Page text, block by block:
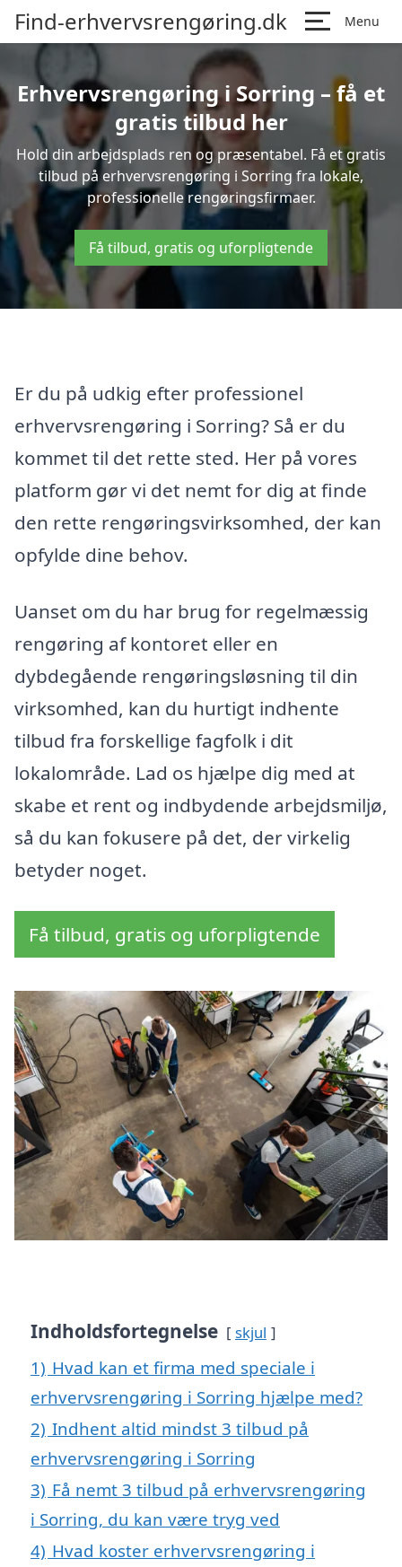
Find-erhvervsrengøring.dk Menu
Erhvervsrengøring i Sorring – få et
gratis tilbud her
Hold din arbejdsplads ren og præsentabel. Få et gratis
tilbud på erhvervsrengøring i Sorring fra lokale,
professionelle rengøringsfirmaer.
Få tilbud, gratis og uforpligtende
Er du på udkig efter professionel
erhvervsrengøring i Sorring? Så er du
kommet til det rette sted. Her på vores
platform gør vi det nemt for dig at finde
den rette rengøringsvirksomhed, der kan
opfylde dine behov.
Uanset om du har brug for regelmæssig
rengøring af kontoret eller en
dybdegående rengøringsløsning til din
virksomhed, kan du hurtigt indhente
tilbud fra forskellige fagfolk i dit
lokalområde. Lad os hjælpe dig med at
skabe et rent og indbydende arbejdsmiljø,
så du kan fokusere på det, der virkelig
betyder noget.
Få tilbud, gratis og uforpligtende
Indholdsfortegnelse skjul
1) Hvad kan et firma med speciale i
erhvervsrengøring i Sorring hjælpe med?
2) Indhent altid mindst 3 tilbud på
erhvervsrengøring i Sorring
3) Få nemt 3 tilbud på erhvervsrengøring
i Sorring, du kan være tryg ved
4) Hvad koster erhvervsrengøring i